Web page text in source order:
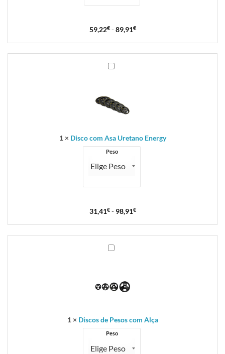
59,22€ - 89,91€
1 × Disco com Asa Uretano Energy
Peso
31,41€ - 98,91€
1 × Discos de Pesos com Alça
Peso